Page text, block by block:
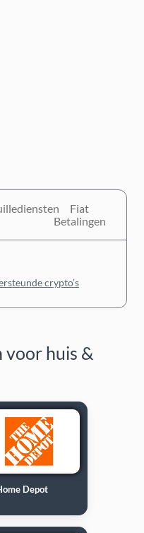
Fiat
Betalingen
crypto’s
voor huis &
Depot